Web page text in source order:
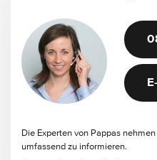
Die Experten von Pappas
umfassend zu informieren.